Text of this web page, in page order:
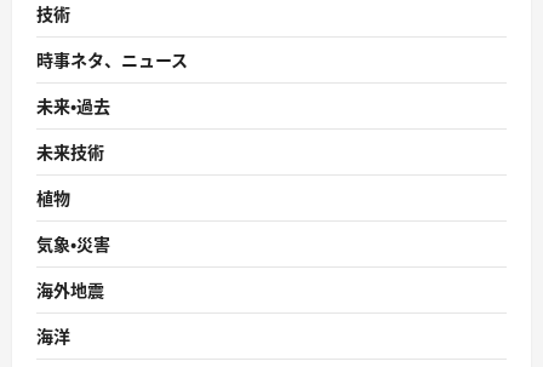
技術
時事ネタ、ニュース
未来・過去
未来技術
植物
気象・災害
海外地震
海洋